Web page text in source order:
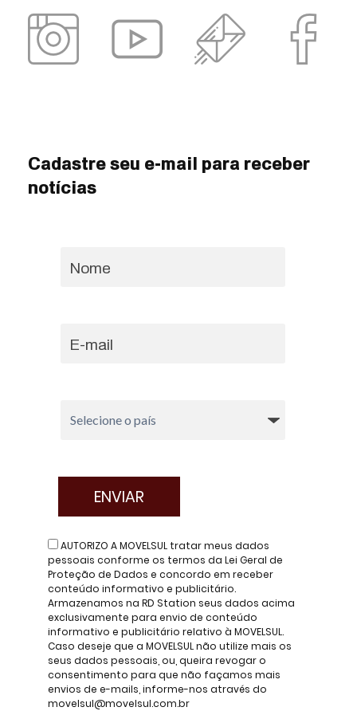
Cadastre seu e-mail para receber
notícias
AUTORIZO A MOVELSUL tratar meus dados
pessoais conforme os termos da Lei Geral de
Proteção de Dados e concordo em receber
conteúdo informativo e publicitário.
Armazenamos na RD Station seus dados acima
exclusivamente para envio de conteúdo
informativo e publicitário relativo à MOVELSUL.
Caso deseje que a MOVELSUL não utilize mais os
seus dados pessoais, ou, queira revogar o
consentimento para que não façamos mais
envios de e-mails, informe-nos através do
movelsul@movelsul.com.br